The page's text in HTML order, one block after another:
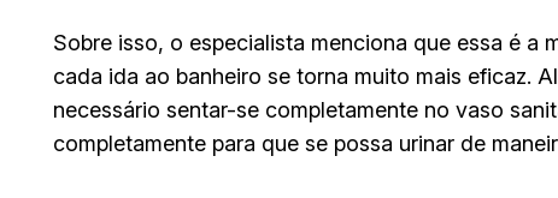
Sobre isso, o especialista menciona que essa é a
cada ida ao banheiro se torna muito mais eficaz.
necessário sentar-se completamente no vaso
completamente para que se possa urinar de